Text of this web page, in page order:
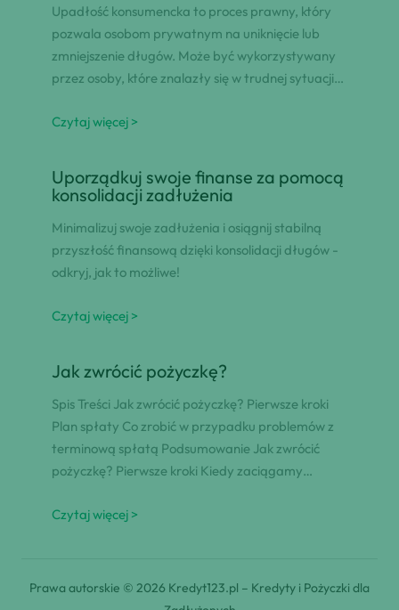
Upadłość konsumencka to proces prawny, który
pozwala osobom prywatnym na uniknięcie lub
zmniejszenie długów. Może być wykorzystywany
przez osoby, które znalazły się w trudnej sytuacji…
Czytaj więcej >
Uporządkuj swoje finanse za pomocą
konsolidacji zadłużenia
Minimalizuj swoje zadłużenia i osiągnij stabilną
przyszłość finansową dzięki konsolidacji długów -
odkryj, jak to możliwe!
Czytaj więcej >
Jak zwrócić pożyczkę?
Spis Treści Jak zwrócić pożyczkę? Pierwsze kroki
Plan spłaty Co zrobić w przypadku problemów z
terminową spłatą Podsumowanie Jak zwrócić
pożyczkę? Pierwsze kroki Kiedy zaciągamy…
Czytaj więcej >
Prawa autorskie © 2026 Kredyt123.pl – Kredyty i Pożyczki dla